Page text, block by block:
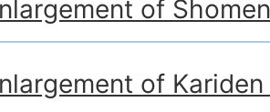
of
of